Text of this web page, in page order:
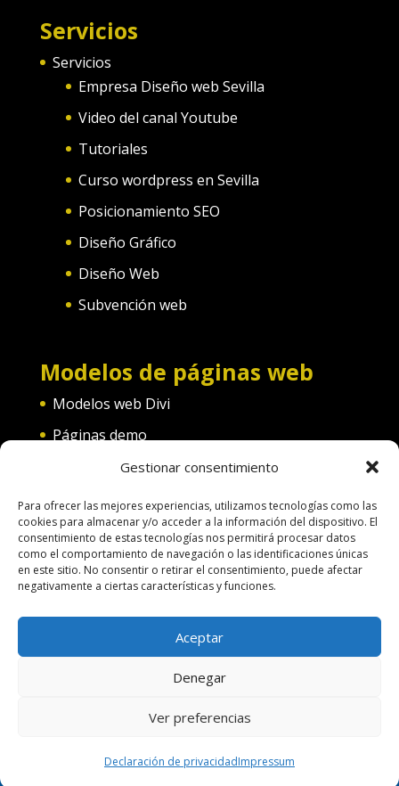
Gestionar consentimiento
Para ofrecer las mejores experiencias, utilizamos tecnologías como las
cookies para almacenar y/o acceder a la información del dispositivo. El
consentimiento de estas tecnologías nos permitirá procesar datos
como el comportamiento de navegación o las identificaciones únicas
en este sitio. No consentir o retirar el consentimiento, puede afectar
negativamente a ciertas características y funciones.
Aceptar
Denegar
Ver preferencias
Declaración de privacidadImpressum
Servicios
Servicios
Empresa Diseño web Sevilla
Video del canal Youtube
Tutoriales
Curso wordpress en Sevilla
Posicionamiento SEO
Diseño Gráfico
Diseño Web
Subvención web
Modelos de páginas web
Modelos web Divi
Páginas demo
Web convento
Web diferentes categorías
Terminos de uso
Política de Cookies
Política de Privacidad
Hacer una pagina web
porNosunelanube